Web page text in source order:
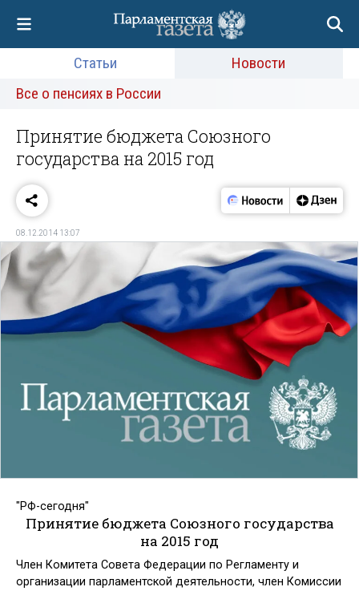
Статьи
Новости
Все о пенсиях в России
Принятие бюджета Союзного
государства на 2015 год
08.12.2014 13:07
"РФ-сегодня"
Принятие бюджета Союзного государства
на 2015 год
Член Комитета Совета Федерации по Регламенту и
организации парламентской деятельности, член Комиссии